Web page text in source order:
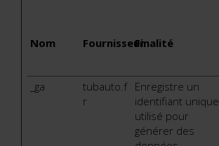
Nom FournisseurFinalité
_ga
tubauto.f
r
Enregistre un
identifiant unique
utilisé pour
générer des